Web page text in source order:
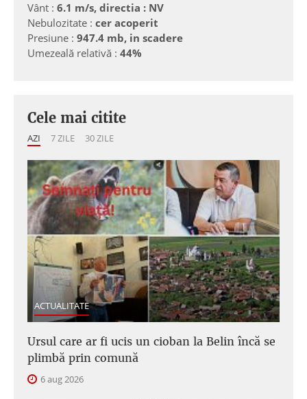
Vânt : 6.1 m/s, directia : NV
Nebulozitate : cer acoperit
Presiune : 947.4 mb, in scadere
Umezeală relativă : 44%
Cele mai citite
AZI 7 ZILE 30 ZILE
ACTUALITATE
Ursul care ar fi ucis un cioban la Belin încă se
plimbă prin comună
6 aug 2026